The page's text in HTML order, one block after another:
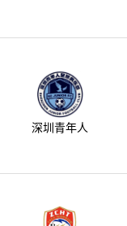
深圳青年人